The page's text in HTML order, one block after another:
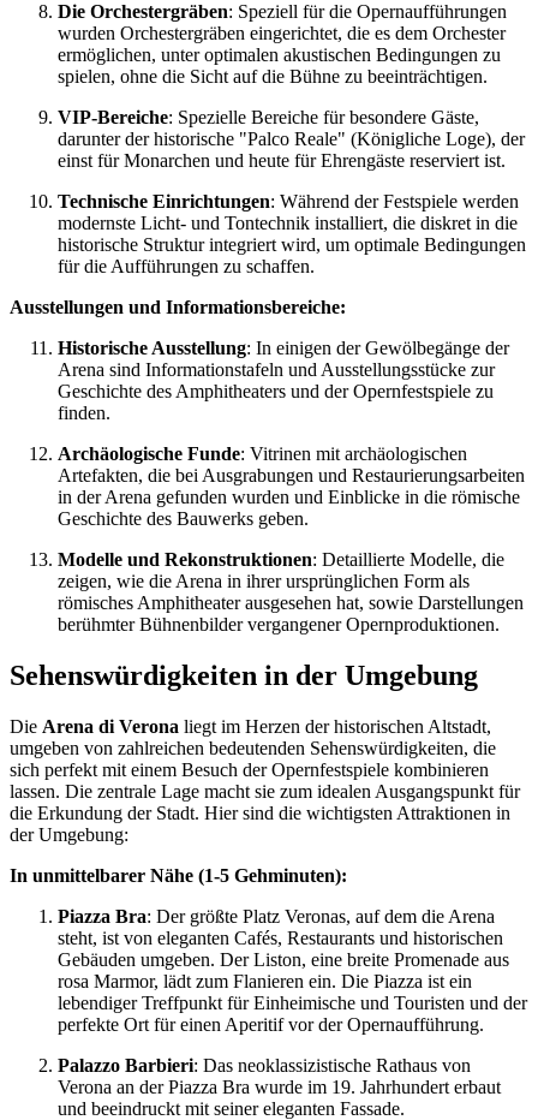
Die Orchestergräben: Speziell für die Opernaufführungen
wurden Orchestergräben eingerichtet, die es dem Orchester
ermöglichen, unter optimalen akustischen Bedingungen zu
spielen, ohne die Sicht auf die Bühne zu beeinträchtigen.
VIP-Bereiche: Spezielle Bereiche für besondere Gäste,
darunter der historische "Palco Reale" (Königliche Loge), der
einst für Monarchen und heute für Ehrengäste reserviert ist.
Technische Einrichtungen: Während der Festspiele werden
modernste Licht- und Tontechnik installiert, die diskret in die
historische Struktur integriert wird, um optimale Bedingungen
für die Aufführungen zu schaffen.
Ausstellungen und Informationsbereiche:
Historische Ausstellung: In einigen der Gewölbegänge der
Arena sind Informationstafeln und Ausstellungsstücke zur
Geschichte des Amphitheaters und der Opernfestspiele zu
finden.
Archäologische Funde: Vitrinen mit archäologischen
Artefakten, die bei Ausgrabungen und Restaurierungsarbeiten
in der Arena gefunden wurden und Einblicke in die römische
Geschichte des Bauwerks geben.
Modelle und Rekonstruktionen: Detaillierte Modelle, die
zeigen, wie die Arena in ihrer ursprünglichen Form als
römisches Amphitheater ausgesehen hat, sowie Darstellungen
berühmter Bühnenbilder vergangener Opernproduktionen.
Sehenswürdigkeiten in der Umgebung
Die Arena di Verona liegt im Herzen der historischen Altstadt,
umgeben von zahlreichen bedeutenden Sehenswürdigkeiten, die
sich perfekt mit einem Besuch der Opernfestspiele kombinieren
lassen. Die zentrale Lage macht sie zum idealen Ausgangspunkt für
die Erkundung der Stadt. Hier sind die wichtigsten Attraktionen in
der Umgebung:
In unmittelbarer Nähe (1-5 Gehminuten):
Piazza Bra: Der größte Platz Veronas, auf dem die Arena
steht, ist von eleganten Cafés, Restaurants und historischen
Gebäuden umgeben. Der Liston, eine breite Promenade aus
rosa Marmor, lädt zum Flanieren ein. Die Piazza ist ein
lebendiger Treffpunkt für Einheimische und Touristen und der
perfekte Ort für einen Aperitif vor der Opernaufführung.
Palazzo Barbieri: Das neoklassizistische Rathaus von
Verona an der Piazza Bra wurde im 19. Jahrhundert erbaut
und beeindruckt mit seiner eleganten Fassade.